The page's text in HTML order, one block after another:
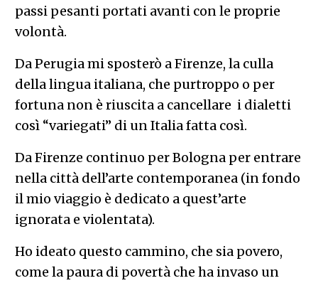
passi pesanti portati avanti con le proprie
volontà.
Da Perugia mi sposterò a Firenze, la culla
della lingua italiana, che purtroppo o per
fortuna non è riuscita a cancellare i dialetti
così “variegati” di un Italia fatta così.
Da Firenze continuo per Bologna per entrare
nella città dell’arte contemporanea (in fondo
il mio viaggio è dedicato a quest’arte
ignorata e violentata).
Ho ideato questo cammino, che sia povero,
come la paura di povertà che ha invaso un